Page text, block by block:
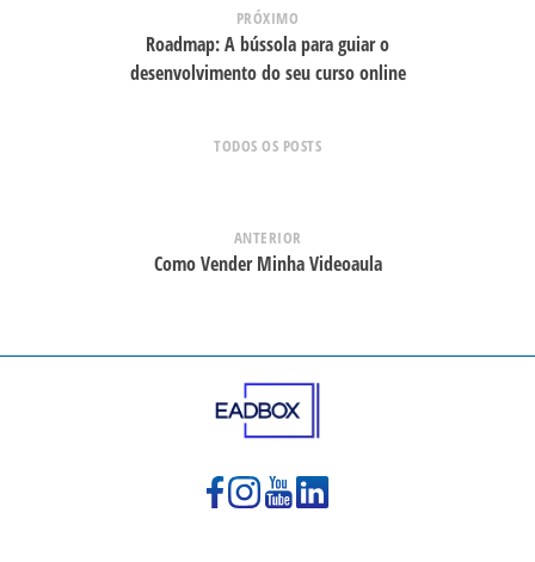
PRÓXIMO
Roadmap: A bússola para guiar o
desenvolvimento do seu curso online
TODOS OS POSTS
ANTERIOR
Como Vender Minha Videoaula